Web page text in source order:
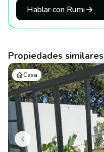
Hablar con Rumi
Propiedades similares
Casa